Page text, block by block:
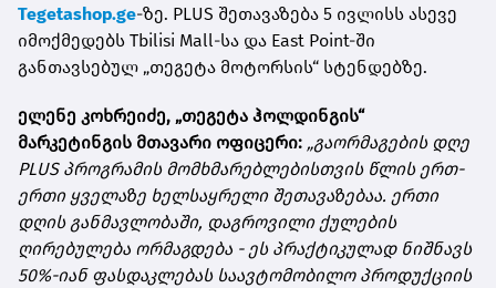
Tegetashop.ge-ზე. PLUS შეთავაზება 5 ივლისს ასევე
იმოქმედებს Tbilisi Mall-სა და East Point-ში
განთავსებულ „თეგეტა მოტორსის“ სტენდებზე.
ელენე კოხრეიძე, „თეგეტა ჰოლდინგის“
მარკეტინგის მთავარი ოფიცერი: „გაორმაგების დღე
PLUS პროგრამის მომხმარებლებისთვის წლის ერთ-
ერთი ყველაზე ხელსაყრელი შეთავაზებაა. ერთი
დღის განმავლობაში, დაგროვილი ქულების
ღირებულება ორმაგდება - ეს პრაქტიკულად ნიშნავს
50%-იან ფასდაკლებას საავტომობილო პროდუქციის